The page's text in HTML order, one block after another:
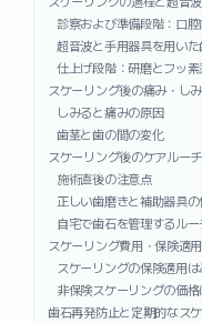
診察および準備段階：口
超音波と手用器具を用い
仕上げ段階：研磨とフッ素
スケーリング後の痛み・し
しみると痛みの原因
歯茎と歯の間の変化
スケーリング後のケアルー
施術直後の注意点
正しい歯磨きと補助器具
自宅で歯石を管理するル
スケーリング費用・保険適
スケーリングの保険適用は
非保険スケーリングの価格
歯石再発防止と定期的なス